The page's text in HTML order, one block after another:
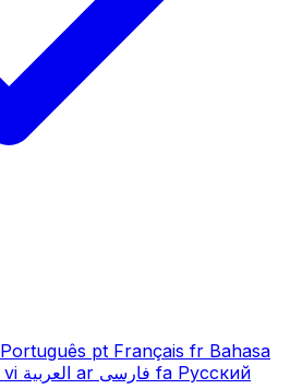
Português pt Français fr Bahasa
vi العربية ar فارسی fa Русский